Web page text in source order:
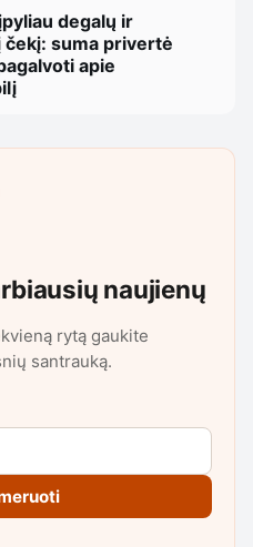
degalų ir
čekį: suma privertė
apie
naujienų
rytą gaukite
santrauką.